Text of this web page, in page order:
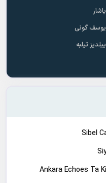
یاشار
یوسف گونی
ییلدیز تیلبه